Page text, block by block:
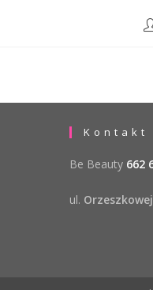
Kontakt
Be Beauty 662
ul.